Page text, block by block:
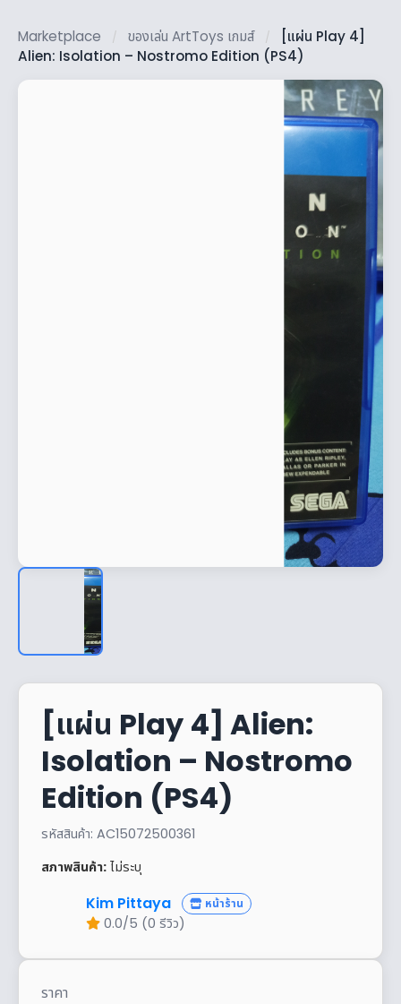
Marketplace / ของเล่น ArtToys เกมส์ /
[แผ่น Play 4]
Alien: Isolation – Nostromo Edition (PS4)
[แผ่น Play 4] Alien:
Isolation – Nostromo
Edition (PS4)
รหัสสินค้า: AC15072500361
สภาพสินค้า: ไม่ระบุ
Kim Pittaya หน้าร้าน
0.0/5 (0 รีวิว)
ราคา